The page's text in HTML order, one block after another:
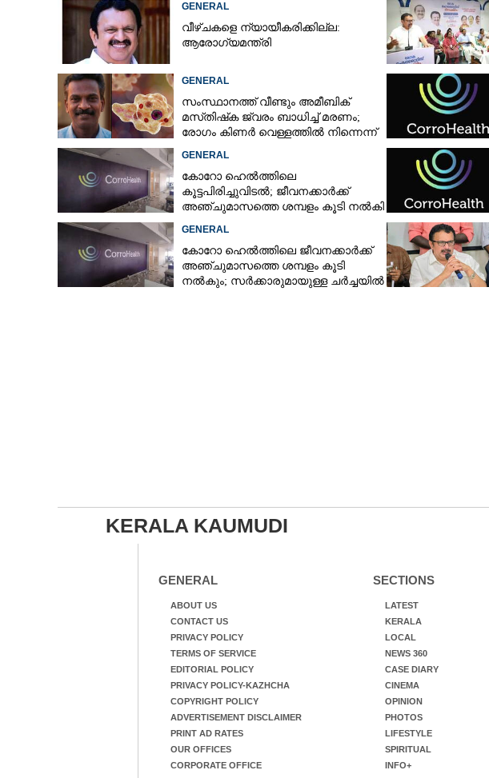
GENERAL
വീഴ്ചകളെ ന്യായീകരിക്കില്ല:
ആരോഗ്യമന്ത്രി
GENERAL
സംസ്ഥാനത്ത് വീണ്ടും അമീബിക്
മസ്‌തിഷ്‌ക ജ്വരം ബാധിച്ച് മരണം;
രോഗം കിണർ വെള്ളത്തിൽ നിന്നെന്ന്
GENERAL
കോറോ ഹെൽത്തിലെ
കൂട്ടപിരിച്ചുവിടൽ; ജീവനക്കാർക്ക്
അഞ്ചുമാസത്തെ ശമ്പളം കൂടി നൽകി
GENERAL
കോറോ ഹെൽത്തിലെ ജീവനക്കാർക്ക്
അഞ്ചുമാസത്തെ ശമ്പളം കൂടി
നൽകും; സർക്കാരുമായുള്ള ചർച്ചയിൽ
KERALA KAUMUDI
GENERAL
ABOUT US
CONTACT US
PRIVACY POLICY
TERMS OF SERVICE
EDITORIAL POLICY
PRIVACY POLICY-KAZHCHA
COPYRIGHT POLICY
ADVERTISEMENT DISCLAIMER
PRINT AD RATES
OUR OFFICES
CORPORATE OFFICE
SECTIONS
LATEST
KERALA
LOCAL
NEWS 360
CASE DIARY
CINEMA
OPINION
PHOTOS
LIFESTYLE
SPIRITUAL
INFO+